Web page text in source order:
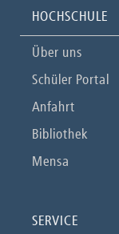
HOCHSCHULE
Über uns
Schüler Portal
Anfahrt
Bibliothek
Mensa
SERVICE